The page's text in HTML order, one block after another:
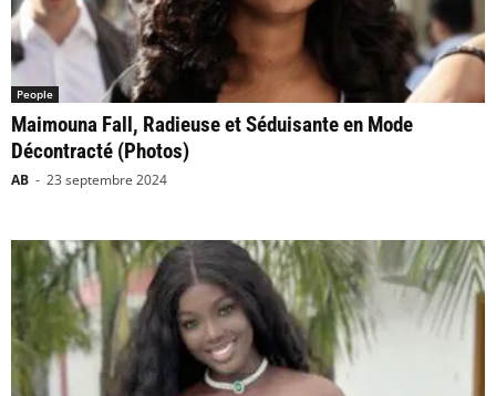
People
Maimouna Fall, Radieuse et Séduisante en Mode
Décontracté (Photos)
AB - 23 septembre 2024